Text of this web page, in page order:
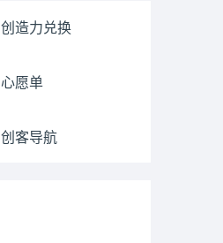
创造力兑换
心愿单
创客导航